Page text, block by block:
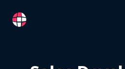
RemoteFR